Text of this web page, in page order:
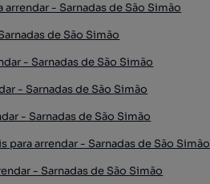
- Sarnadas de São Simão
de São Simão
- Sarnadas de São Simão
- Sarnadas de São Simão
- Sarnadas de São Simão
para arrendar - Sarnadas de São Simão
- Sarnadas de São Simão